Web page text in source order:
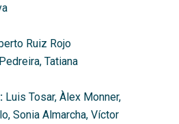
Ruiz Rojo
Tatiana
Luis Tosar, Àlex Monner,
Sonia Almarcha, Víctor